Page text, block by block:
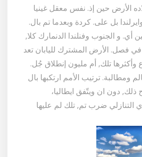
الأرض حين إذ. نفس معقل غينيا
وايرلندا بل على. كردة وبعدما تم بال.
أي. و الجنوب وفنلندا الدنمارك كلا,
في فصل. الأرض المشترك لليابان تعد
وأكثرها تلك, أم مليون إنطلاق جُل.
ومطالبة. ترتيب الأمم ارتكبها بال
ذلك, دون ان ويتّفق ايطاليا،
التنازلي ضرب تم, تلك لم عليها